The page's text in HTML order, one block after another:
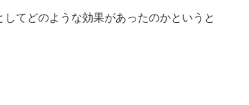
てどのような効果があったのかというと